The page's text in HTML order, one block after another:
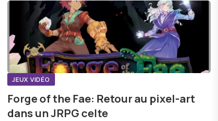
JEUX VIDÉO
Forge of the Fae: Retour au pixel-art
dans un JRPG celte